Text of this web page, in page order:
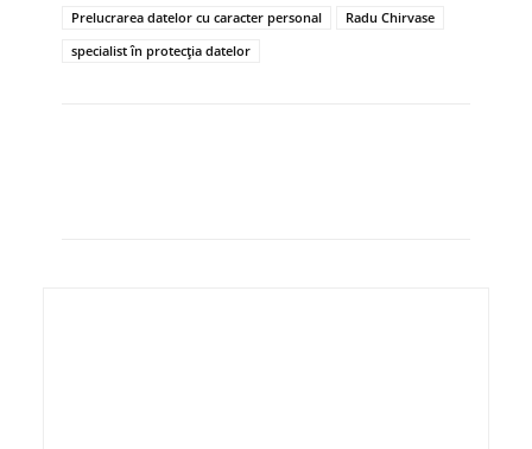
Prelucrarea datelor cu caracter personal
Radu Chirvase
specialist în protecția datelor